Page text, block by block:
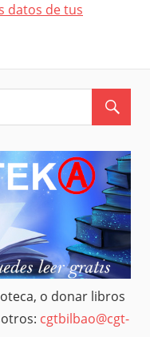
datos de tus
o donar libros
cgtbilbao@cgt-